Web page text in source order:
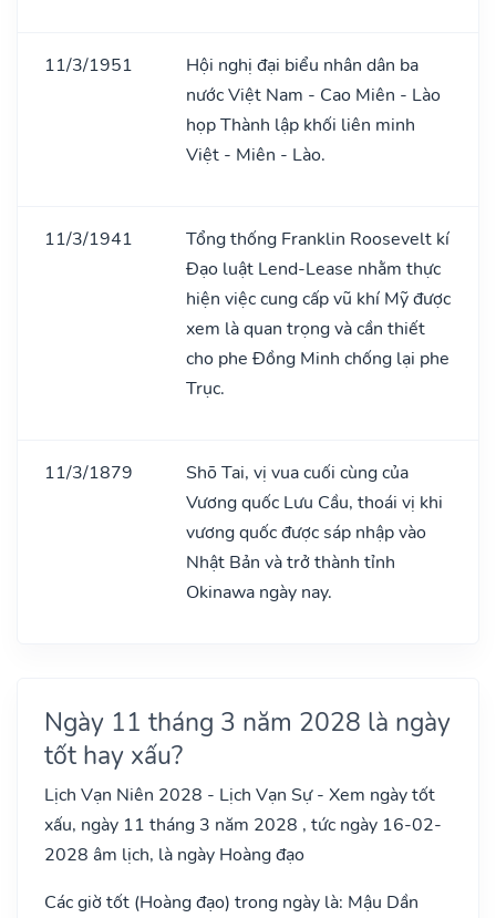
11/3/1951
Hội nghị đại biểu nhân dân ba
nước Việt Nam - Cao Miên - Lào
họp Thành lập khối liên minh
Việt - Miên - Lào.
11/3/1941
Tổng thống Franklin Roosevelt kí
Đạo luật Lend-Lease nhằm thực
hiện việc cung cấp vũ khí Mỹ được
xem là quan trọng và cần thiết
cho phe Đồng Minh chống lại phe
Trục.
11/3/1879
Shō Tai, vị vua cuối cùng của
Vương quốc Lưu Cầu, thoái vị khi
vương quốc được sáp nhập vào
Nhật Bản và trở thành tỉnh
Okinawa ngày nay.
Ngày 11 tháng 3 năm 2028 là ngày
tốt hay xấu?
Lịch Vạn Niên 2028 - Lịch Vạn Sự - Xem ngày tốt
xấu, ngày 11 tháng 3 năm 2028 , tức ngày 16-02-
2028 âm lịch, là ngày Hoàng đạo
Các giờ tốt (Hoàng đạo) trong ngày là: Mậu Dần